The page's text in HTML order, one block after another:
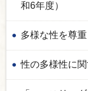
和6年度）
多様な性を尊
性の多様性に